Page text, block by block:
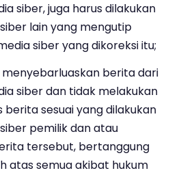
siber, juga harus dilakukan
lain yang mengutip
siber yang dikoreksi itu;
menyebarluaskan berita dari
siber dan tidak melakukan
berita sesuai yang dilakukan
pemilik dan atau
tersebut, bertanggung
atas semua akibat hukum